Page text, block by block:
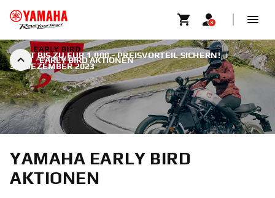
EARLY BIRD AKTIONEN
JETZT BIS ZU EUR 1.000,- PREISVORTEIL SICHERN! |
31. DEZEMBER 2023
YAMAHA EARLY BIRD
AKTIONEN